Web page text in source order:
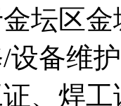
坛区
设备维
、焊